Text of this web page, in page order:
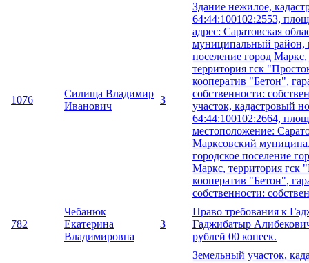
1076
Силища Владимир
Иванович
3
Здание нежилое,
64:44:100102:2553,
адрес: Саратовская
муниципальный район,
поселение город
территория гск
кооператив "Бетон",
собственности:
участок, кадастровый
64:44:100102:2664,
местоположение:
Марксовский
городское поселение
Маркс, территория гск
кооператив "Бетон",
собственности:
782
Чебанюк
Екатерина
Владимировна
3
Право требования к
Гаджибатыр
рублей 00 копеек.
Земельный участок,